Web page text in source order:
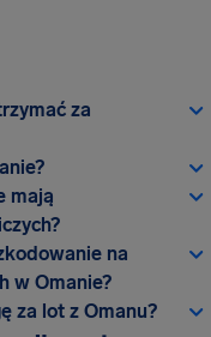
za
mają
na
w Omanie?
za lot z Omanu?